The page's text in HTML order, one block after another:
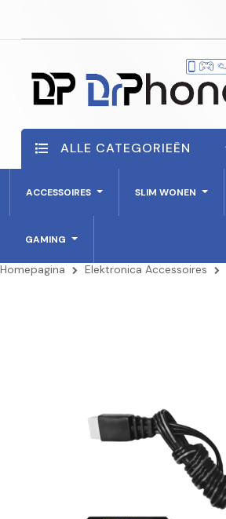
ALLE CATEGORIEËN
ACCESSOIRES SLIM WONEN
GAMING
Homepagina Elektronica Accessoires